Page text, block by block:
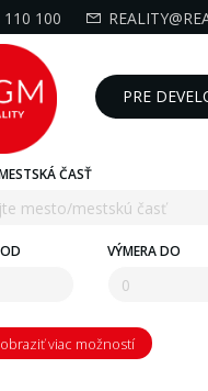
100
PRE
ČASŤ
VÝMERA DO
viac možností